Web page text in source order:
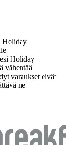
Holiday
Holiday
vähentää
varaukset eivät
ne